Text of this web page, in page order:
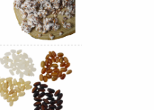
ーストにし
わせフレッ